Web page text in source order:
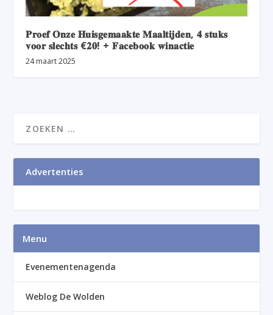
𝐏𝐫𝐨𝐞𝐟 𝐎𝐧𝐳𝐞 𝐇𝐮𝐢𝐬𝐠𝐞𝐦𝐚𝐚𝐤𝐭𝐞 𝐌𝐚𝐚𝐥𝐭𝐢𝐣𝐝𝐞𝐧, 𝟒 𝐬𝐭𝐮𝐤𝐬
𝐯𝐨𝐨𝐫 𝐬𝐥𝐞𝐜𝐡𝐭𝐬 €𝟐𝟎! + 𝐅𝐚𝐜𝐞𝐛𝐨𝐨𝐤 𝐰𝐢𝐧𝐚𝐜𝐭𝐢𝐞
24 maart 2025
Advertenties
Menu
Evenementenagenda
Weblog De Wolden